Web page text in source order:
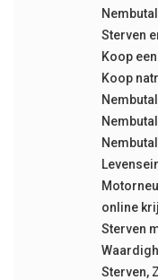
Nembutal
Sterven
Koop
Koop
Nembutal
online
Sterven
Sterven,